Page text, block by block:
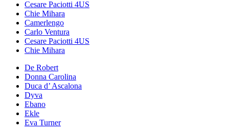
Cesare Paciotti 4US
Chie Mihara
Camerlengo
Carlo Ventura
Cesare Paciotti 4US
Chie Mihara
De Robert
Donna Carolina
Duca d’ Ascalona
Dyva
Ebano
Ekle
Eva Turner